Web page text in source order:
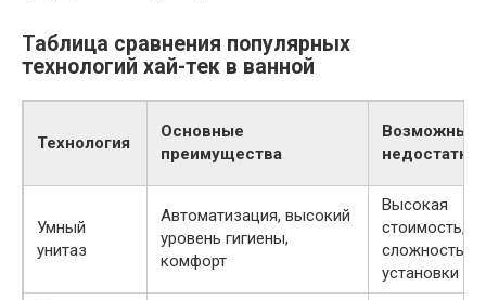
Таблица сравнения популярных
технологий хай-тек в ванной
Технология
Основные
преимущества
Возможные
недостатки
Умный
унитаз
Автоматизация, высокий
уровень гигиены,
комфорт
Высокая
стоимость,
сложность
установки